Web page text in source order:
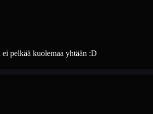
pelkää kuolemaa yhtään :D